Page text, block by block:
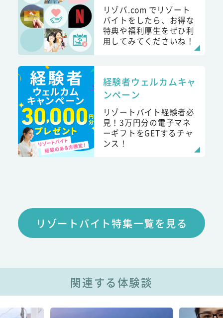
リゾバ.com でリゾート
バイトをしたら、お得な
特典や福利厚生をぜひ利
用してみてくださいね！
経験者ウェルカムキャ
ンペーン
リゾートバイト経験者必
見！3万円分の電子マネ
ーギフトをGETするチャ
ンス！
リゾートバイト特集一覧を見る
関連する体験談